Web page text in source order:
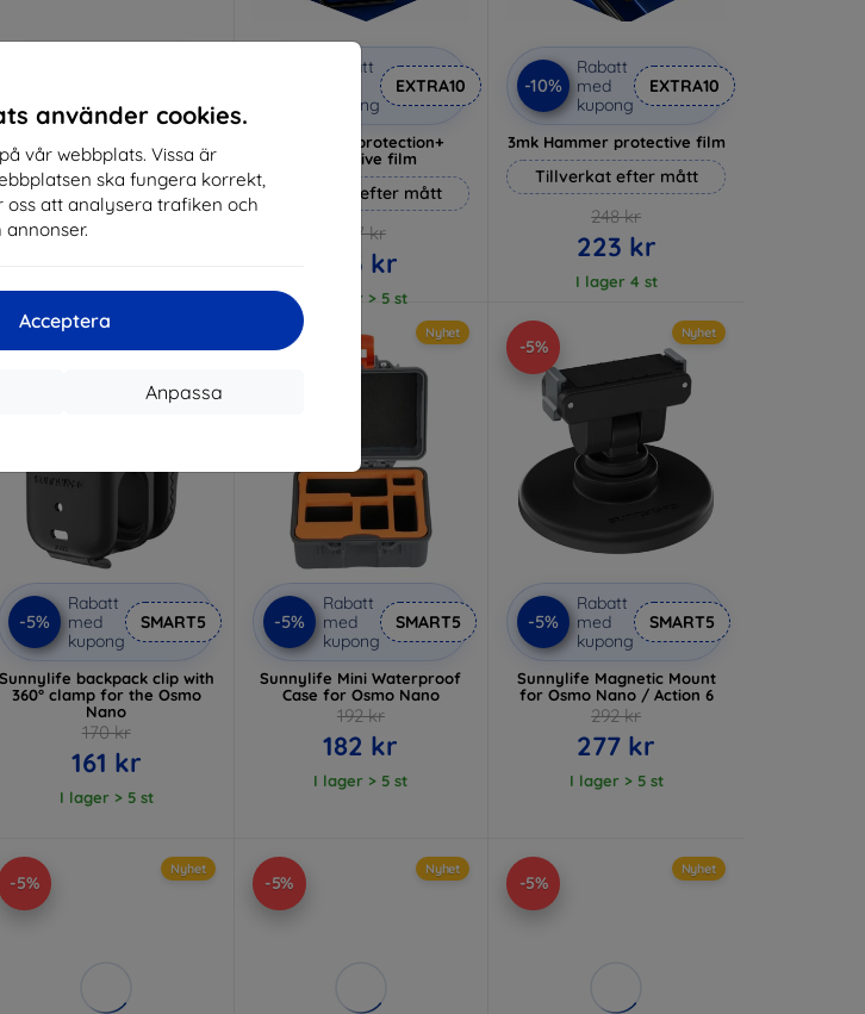
använder cookies.
vår webbplats. Vissa är
ska fungera korrekt,
att analysera trafiken och
Acceptera
Anpassa
kupong
glass for DJI Osmo Nano
136 kr
122 kr
I lager > 5 st
Rabatt
kupong
EXTRA10
3mk Silverprotection+
protective film
Tillverkat efter mått
237 kr
213 kr
I lager > 5 st
-10%
Rabatt
med
kupong
EXTRA10
3mk Hammer protective film
Tillverkat efter mått
248 kr
223 kr
I lager 4 st
-5%
-5%
Rabatt
med
kupong
SMART5
Sunnylife backpack clip with
360° clamp for the Osmo
Nano
170 kr
161 kr
I lager > 5 st
-5%
Nyhet
-5%
Rabatt
med
kupong
SMART5
Sunnylife Mini Waterproof
Case for Osmo Nano
192 kr
182 kr
I lager > 5 st
-5%
Nyhet
-5%
Rabatt
med
kupong
SMART5
Sunnylife Magnetic Mount
for Osmo Nano / Action 6
292 kr
277 kr
I lager > 5 st
-5%
Nyhet
-5%
Nyhet
-5%
Nyhet